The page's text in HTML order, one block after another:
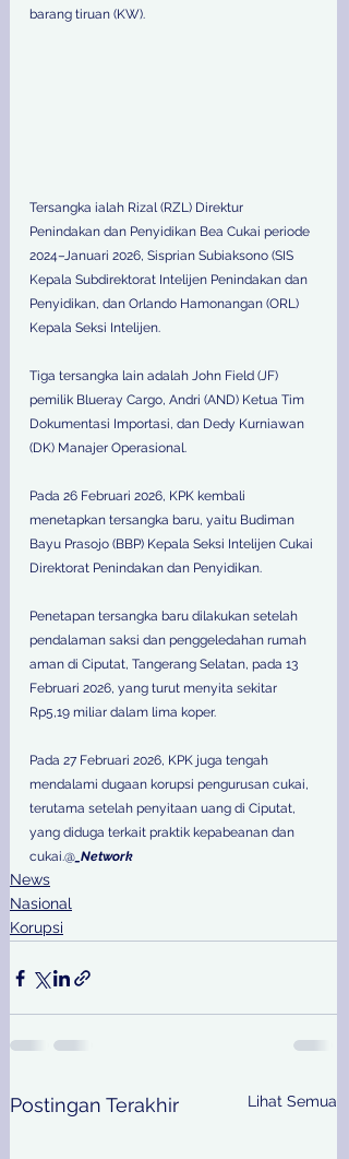
barang tiruan (KW).
Tersangka ialah Rizal (RZL) Direktur
Penindakan dan Penyidikan Bea Cukai periode
2024–Januari 2026, Sisprian Subiaksono (SIS
Kepala Subdirektorat Intelijen Penindakan dan
Penyidikan, dan Orlando Hamonangan (ORL)
Kepala Seksi Intelijen.
Tiga tersangka lain adalah John Field (JF)
pemilik Blueray Cargo, Andri (AND) Ketua Tim
Dokumentasi Importasi, dan Dedy Kurniawan
(DK) Manajer Operasional.
Pada 26 Februari 2026, KPK kembali
menetapkan tersangka baru, yaitu Budiman
Bayu Prasojo (BBP) Kepala Seksi Intelijen Cukai
Direktorat Penindakan dan Penyidikan.
Penetapan tersangka baru dilakukan setelah
pendalaman saksi dan penggeledahan rumah
aman di Ciputat, Tangerang Selatan, pada 13
Februari 2026, yang turut menyita sekitar
Rp5,19 miliar dalam lima koper.
Pada 27 Februari 2026, KPK juga tengah
mendalami dugaan korupsi pengurusan cukai,
terutama setelah penyitaan uang di Ciputat,
yang diduga terkait praktik kepabeanan dan
cukai.@ _Network
News
Nasional
Korupsi
Postingan Terakhir Lihat Semua